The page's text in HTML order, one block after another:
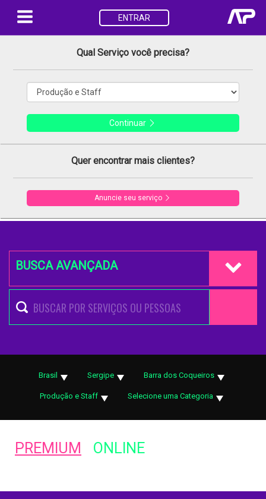
ENTRAR
Qual Serviço você precisa?
Continuar
Quer encontrar mais clientes?
Anuncie seu serviço
BUSCA AVANÇADA
Brasil Sergipe Barra dos Coqueiros
Produção e Staff Selecione uma Categoria
PREMIUM ONLINE